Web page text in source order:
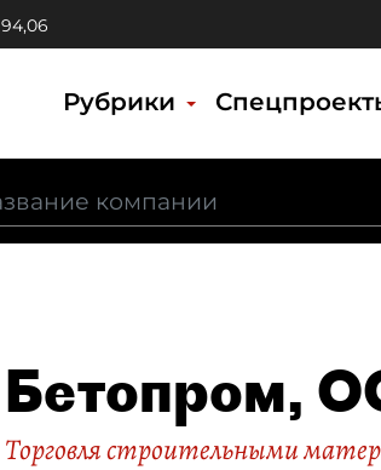
94,06
Рубрики
Бетопром,
Торговля строительными